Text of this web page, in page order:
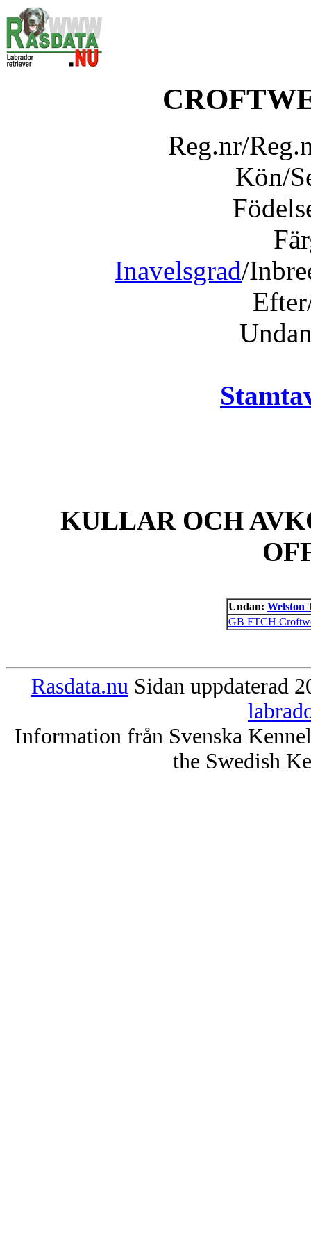
Reg.nr/
Kön/
Inavelsgrad/
KULLAR OCH
Undan: Welston
GB FTCH
Rasdata.nu Sidan uppdaterad
Information från Svenska
the Swedish